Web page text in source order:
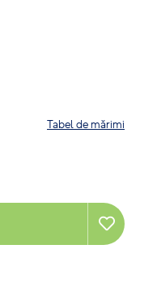
Tabel de mărimi